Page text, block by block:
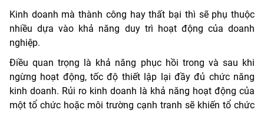
Kinh doanh mà thành công hay thất bại thì sẽ phụ thuộc
nhiều dựa vào khả năng duy trì hoạt động của doanh
nghiệp.
Điều quan trọng là khả năng phục hồi trong và sau khi
ngừng hoạt động, tốc độ thiết lập lại đầy đủ chức năng
kinh doanh. Rủi ro kinh doanh là khả năng hoạt động của
một tổ chức hoặc môi trường cạnh tranh sẽ khiến tổ chức